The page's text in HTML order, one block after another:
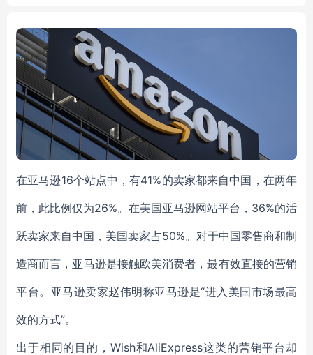
在亚马逊16个站点中，有41%的卖家都来自中国，在两年
前，此比例仅为26%。在美国亚马逊网站平台，36%的活
跃卖家来自中国，美国卖家占50%。对于中国零售商和制
造商而言，亚马逊是接触欧美消费者，最有效直接的营销
平台。亚马逊卖家赵伟明称亚马逊是“进入美国市场最高
效的方式”。
出于相同的目的，Wish和AliExpress这类的营销平台却